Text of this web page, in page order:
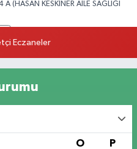
(HASAN KESKİNER AİLE SAĞLIĞI
Eczaneler
O P